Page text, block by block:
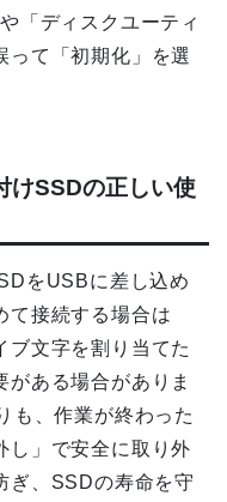
「ディスクユーティ
って「初期化」を選
SSDの正しい使
をUSBに差し込め
て接続する場合は
ブ文字を割り当てた
がある場合がありま
も、作業が終わった
し」で安全に取り外
ぎ、SSDの寿命を守